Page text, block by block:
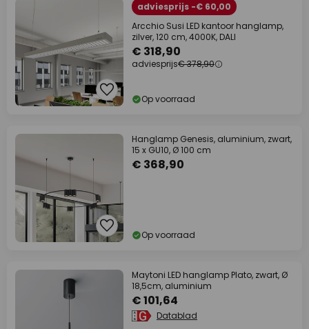
adviesprijs -€ 60,00
Arcchio Susi LED kantoor hanglamp,
zilver, 120 cm, 4000K, DALI
€ 318,90
adviesprijs€ 378,90
Op voorraad
Hanglamp Genesis, aluminium, zwart,
15 x GU10, Ø 100 cm
€ 368,90
Op voorraad
Maytoni LED hanglamp Plato, zwart, Ø
18,5cm, aluminium
€ 101,64
Datablad